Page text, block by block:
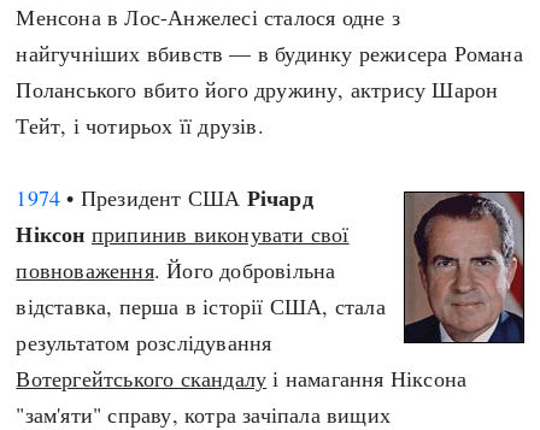
Менсона в Лос-Анжелесі сталося одне з
найгучніших вбивств — в будинку режисера Романа
Поланського вбито його дружину, актрису Шарон
Тейт, і чотирьох її друзів.
1974 • Президент США Річард
Ніксон припинив виконувати свої
повноваження. Його добровільна
відставка, перша в історії США, стала
результатом розслідування
Вотергейтського скандалу і намагання Ніксона
"зам'яти" справу, котра зачіпала вищих